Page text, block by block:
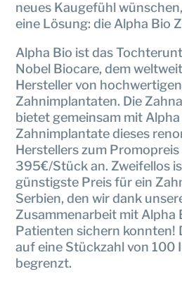
neues Kaugefühl
eine Lösung: die Alpha Bio
Alpha Bio ist das
Nobel Biocare, dem
Hersteller von
Zahnimplantaten. Die
bietet gemeinsam mit
Zahnimplantate dieses
Herstellers zum
395€/Stück an. Zweifellos
günstigste Preis für ein
Serbien, den wir dank
Zusammenarbeit mit Alpha
Patienten sichern konnten!
auf eine Stückzahl von 100
begrenzt.